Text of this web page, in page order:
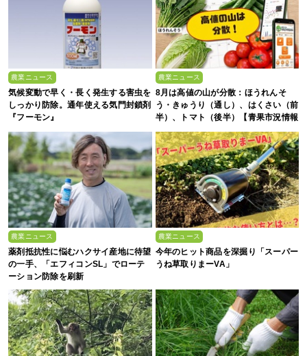
農業ニュース
気候変動で早く・長く発生する害虫を
しっかり防除。通年使える気門封鎖剤
『フーモン』
農業ニュース
8月は高値の山が分散：ほうれんそ
う・きゅうり（通し）、はくさい（前
半）、トマト（後半）【青果市況情報
アプリ「YAOYASAN」】
農業ニュース
薬剤抵抗性に悩むハクサイ産地に待望
の一手、「エフィコンSL」でローテ
ーション防除を刷新
農業ニュース
今年のヒット商品を深掘り「スーパー
うね草取りまーVA」